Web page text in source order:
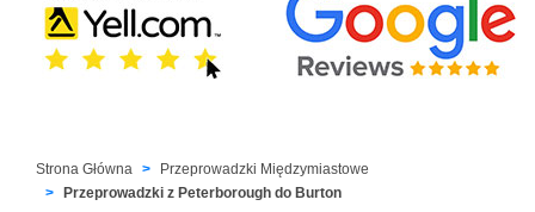
Strona Główna
Przeprowadzki Międzymiastowe
Przeprowadzki z Peterborough do Burton